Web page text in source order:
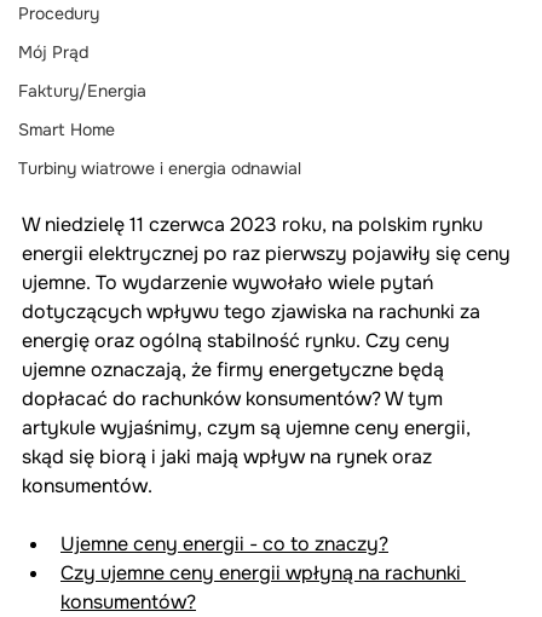
Procedury
Mój Prąd
Faktury/Energia
Smart Home
Turbiny wiatrowe i energia odnawial
W niedzielę 11 czerwca 2023 roku, na polskim rynku
energii elektrycznej po raz pierwszy pojawiły się ceny
ujemne. To wydarzenie wywołało wiele pytań
dotyczących wpływu tego zjawiska na rachunki za
energię oraz ogólną stabilność rynku. Czy ceny
ujemne oznaczają, że firmy energetyczne będą
dopłacać do rachunków konsumentów? W tym
artykule wyjaśnimy, czym są ujemne ceny energii,
skąd się biorą i jaki mają wpływ na rynek oraz
konsumentów.
Ujemne ceny energii - co to znaczy?
Czy ujemne ceny energii wpłyną na rachunki
konsumentów?